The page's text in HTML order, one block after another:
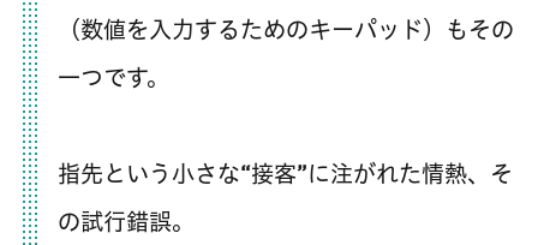
（数値を入力するためのキーパッド）もその
一つです。
指先という小さな“接客”に注がれた情熱、そ
の試行錯誤。